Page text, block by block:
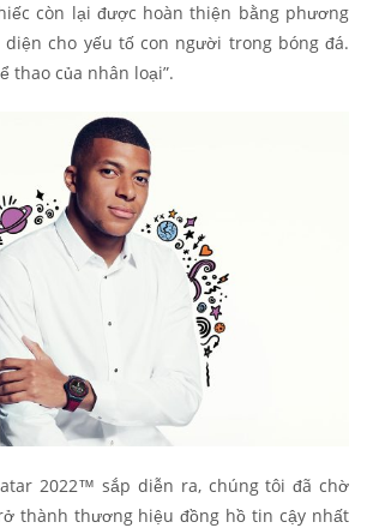
còn lại được hoàn thiện bằng phương
diện cho yếu tố con người trong bóng đá.
thao của nhân loại”.
2022™ sắp diễn ra, chúng tôi đã chờ
thành thương hiệu đồng hồ tin cậy nhất